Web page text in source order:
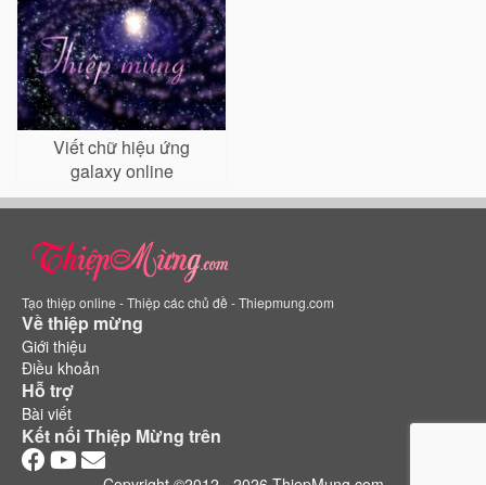
Viết chữ hiệu ứng
galaxy online
Tạo thiệp online - Thiệp các chủ đề - Thiepmung.com
Về thiệp mừng
Giới thiệu
Điều khoản
Hỗ trợ
Bài viết
Kết nối Thiệp Mừng trên